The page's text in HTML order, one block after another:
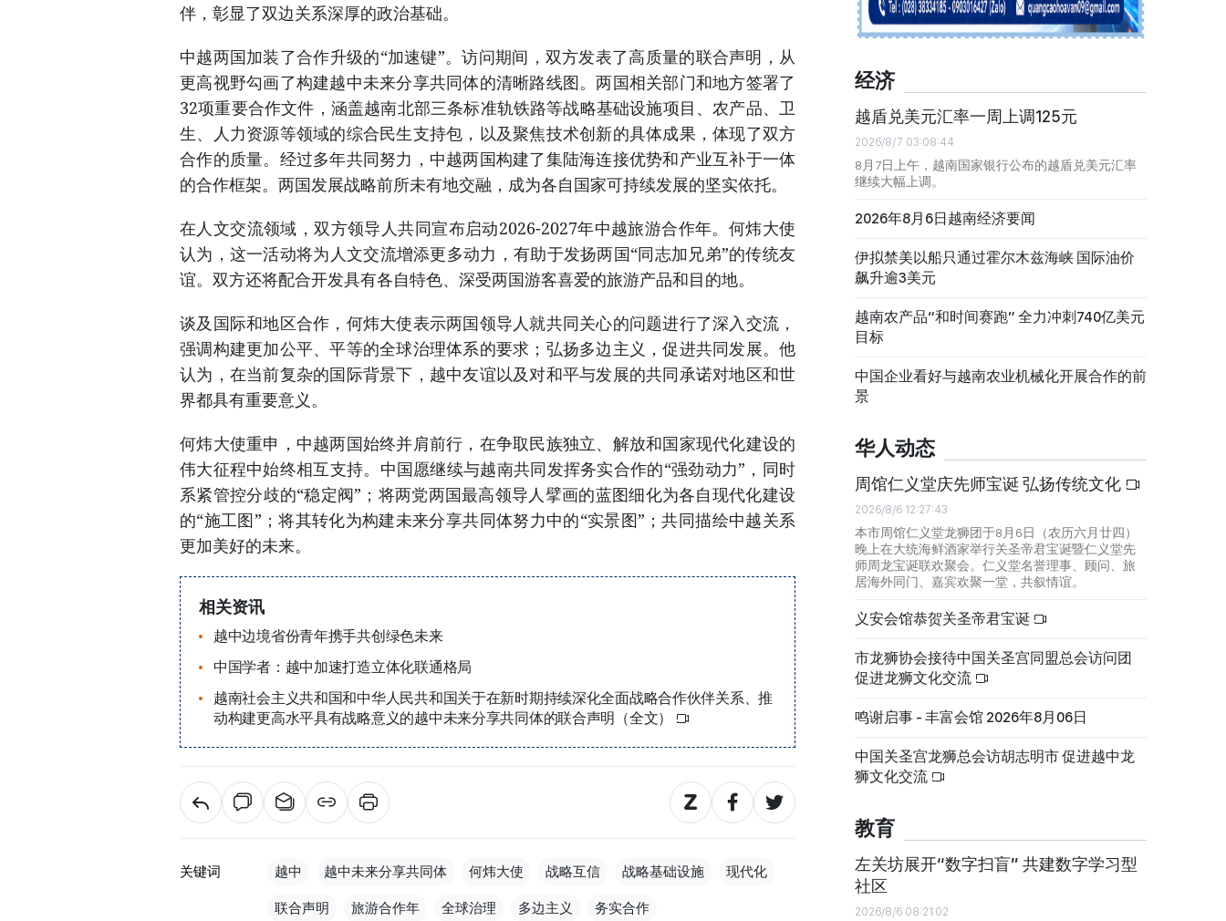
伴，彰显了双边关系深厚的政治基础。
中越两国加装了合作升级的“加速键”。访问期间，双方发表了高质量的联合声明，从
更高视野勾画了构建越中未来分享共同体的清晰路线图。两国相关部门和地方签署了
32项重要合作文件，涵盖越南北部三条标准轨铁路等战略基础设施项目、农产品、卫
生、人力资源等领域的综合民生支持包，以及聚焦技术创新的具体成果，体现了双方
合作的质量。经过多年共同努力，中越两国构建了集陆海连接优势和产业互补于一体
的合作框架。两国发展战略前所未有地交融，成为各自国家可持续发展的坚实依托。
在人文交流领域，双方领导人共同宣布启动2026-2027年中越旅游合作年。何炜大使
认为，这一活动将为人文交流增添更多动力，有助于发扬两国“同志加兄弟”的传统友
谊。双方还将配合开发具有各自特色、深受两国游客喜爱的旅游产品和目的地。
谈及国际和地区合作，何炜大使表示两国领导人就共同关心的问题进行了深入交流，
强调构建更加公平、平等的全球治理体系的要求；弘扬多边主义，促进共同发展。他
认为，在当前复杂的国际背景下，越中友谊以及对和平与发展的共同承诺对地区和世
界都具有重要意义。
何炜大使重申，中越两国始终并肩前行，在争取民族独立、解放和国家现代化建设的
伟大征程中始终相互支持。中国愿继续与越南共同发挥务实合作的“强劲动力”，同时
系紧管控分歧的“稳定阀”；将两党两国最高领导人擘画的蓝图细化为各自现代化建设
的“施工图”；将其转化为构建未来分享共同体努力中的“实景图”；共同描绘中越关系
更加美好的未来。
相关资讯
越中边境省份青年携手共创绿色未来
中国学者：越中加速打造立体化联通格局
越南社会主义共和国和中华人民共和国关于在新时期持续深化全面战略合作伙伴关系、推
动构建更高水平具有战略意义的越中未来分享共同体的联合声明（全文）
关键词 越中 越中未来分享共同体 何炜大使 战略互信 战略基础设施 现代化
联合声明 旅游合作年 全球治理 多边主义 务实合作
经济
越盾兑美元汇率一周上调125元
2026/8/7 03:08:44
8月7日上午，越南国家银行公布的越盾兑美元汇率
继续大幅上调。
2026年8月6日越南经济要闻
伊拟禁美以船只通过霍尔木兹海峡 国际油价
飙升逾3美元
越南农产品“和时间赛跑” 全力冲刺740亿美元
目标
中国企业看好与越南农业机械化开展合作的前
景
华人动态
周馆仁义堂庆先师宝诞 弘扬传统文化
2026/8/6 12:27:43
本市周馆仁义堂龙狮团于8月6日（农历六月廿四）
晚上在大统海鲜酒家举行关圣帝君宝诞暨仁义堂先
师周龙宝诞联欢聚会。仁义堂名誉理事、顾问、旅
居海外同门、嘉宾欢聚一堂，共叙情谊。
义安会馆恭贺关圣帝君宝诞
市龙狮协会接待中国关圣宫同盟总会访问团
促进龙狮文化交流
鸣谢启事 - 丰富会馆 2026年8月06日
中国关圣宫龙狮总会访胡志明市 促进越中龙
狮文化交流
教育
左关坊展开“数字扫盲” 共建数字学习型
社区
2026/8/6 08:21:02